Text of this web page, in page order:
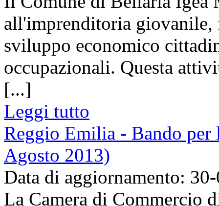
all'imprenditoria
sviluppo economico
occupazionali. Questa
[...]
Leggi tutto
Reggio Emilia - Bando per
Agosto 2013)
Data di aggiornamento:
La Camera di Commercio